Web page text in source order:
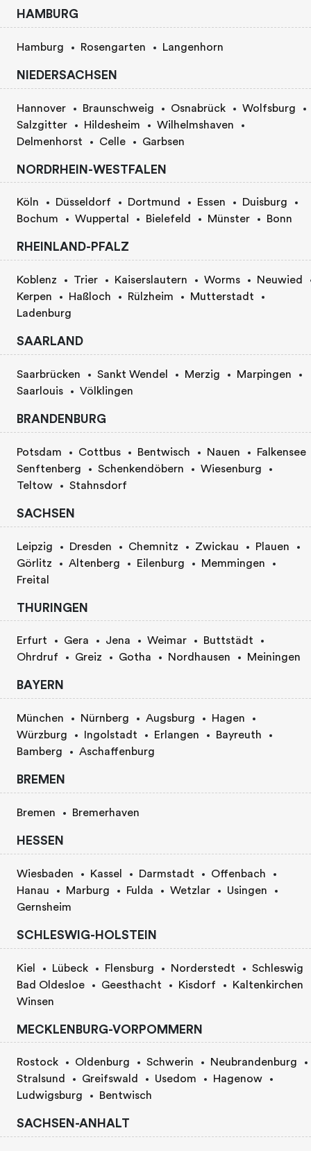
HAMBURG
Hamburg Rosengarten Langenhorn
NIEDERSACHSEN
Hannover Braunschweig Osnabrück
Wolfsburg
Salzgitter
Hildesheim
Wilhelmshaven
Delmenhorst
Celle Garbsen
NORDRHEIN-WESTFALEN
Köln Düsseldorf Dortmund Essen
Duisburg
Bochum
Wuppertal Bielefeld Münster Bonn
RHEINLAND-PFALZ
Koblenz Trier Kaiserslautern Worms
Neuwied
Kerpen
Haßloch Rülzheim
Mutterstadt
Ladenburg
SAARLAND
Saarbrücken Sankt Wendel Merzig
Marpingen
Saarlouis
Völklingen
BRANDENBURG
Potsdam Cottbus Bentwisch Nauen
Falkensee
Senftenberg
Schenkendöbern
Wiesenburg
Teltow
Stahnsdorf
SACHSEN
Leipzig Dresden Chemnitz Zwickau
Plauen
Görlitz
Altenberg Eilenburg
Memmingen
Freital
THURINGEN
Erfurt Gera Jena Weimar
Buttstädt
Ohrdruf
Greiz Gotha Nordhausen Meiningen
BAYERN
München Nürnberg Augsburg
Hagen
Würzburg
Ingolstadt Erlangen
Bayreuth
Bamberg
Aschaffenburg
BREMEN
Bremen Bremerhaven
HESSEN
Wiesbaden Kassel Darmstadt
Offenbach
Hanau
Marburg Fulda Wetzlar
Usingen
Gernsheim
SCHLESWIG-HOLSTEIN
Kiel Lübeck Flensburg Norderstedt
Schleswig
Bad Oldesloe
Geesthacht Kisdorf
Kaltenkirchen
Winsen
MECKLENBURG-VORPOMMERN
Rostock Oldenburg Schwerin
Neubrandenburg
Stralsund
Greifswald Usedom
Hagenow
Ludwigsburg
Bentwisch
SACHSEN-ANHALT